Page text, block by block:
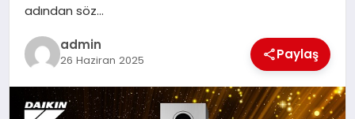
adından söz…
admin
26 Haziran 2025 Paylaş